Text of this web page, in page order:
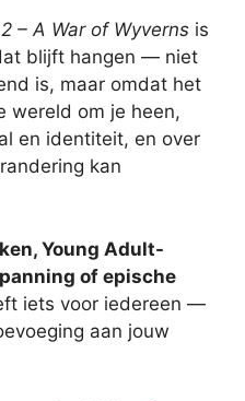
– A War of Wyverns is
blijft hangen — niet
is, maar omdat het
wereld om je heen,
en identiteit, en over
kan
Young Adult-
of epische
iets voor iedereen —
aan jouw